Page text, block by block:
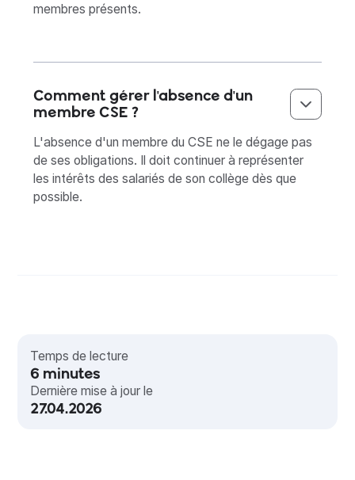
Temps de lecture
6 minutes
Dernière mise à jour le
27.04.2026
membres présents.
Comment gérer l'absence d'un
membre CSE ?
L'absence d'un membre du CSE ne le dégage pas
de ses obligations. Il doit continuer à représenter
les intérêts des salariés de son collège dès que
possible.